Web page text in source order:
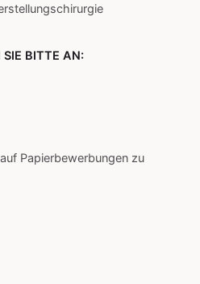
SIE BITTE AN:
Papierbewerbungen zu